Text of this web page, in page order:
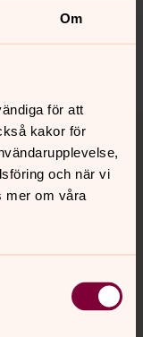
Om
för att
kakor för
och när vi
mer om våra